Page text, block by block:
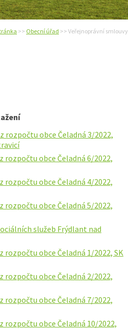
>> Obecní úřad >> Veřejnoprávní smlouvy
obce Čeladná 3/2022,
obce Čeladná 6/2022,
obce Čeladná 4/2022,
obce Čeladná 5/2022,
služeb Frýdlant nad
obce Čeladná 1/2022, SK
obce Čeladná 2/2022,
obce Čeladná 7/2022,
obce Čeladná 10/2022,